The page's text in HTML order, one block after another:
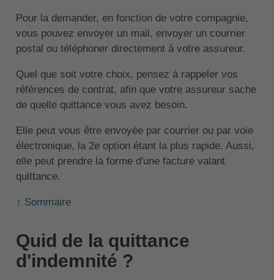
Pour la demander, en fonction de votre compagnie,
vous pouvez envoyer un mail, envoyer un courrier
postal ou téléphoner directement à votre assureur.
Quel que soit votre choix, pensez à rappeler vos
références de contrat, afin que votre assureur sache
de quelle quittance vous avez besoin.
Elle peut vous être envoyée par courrier ou par voie
électronique, la 2e option étant la plus rapide. Aussi,
elle peut prendre la forme d'une facture valant
quittance.
↑ Sommaire
Quid de la quittance
d'indemnité ?